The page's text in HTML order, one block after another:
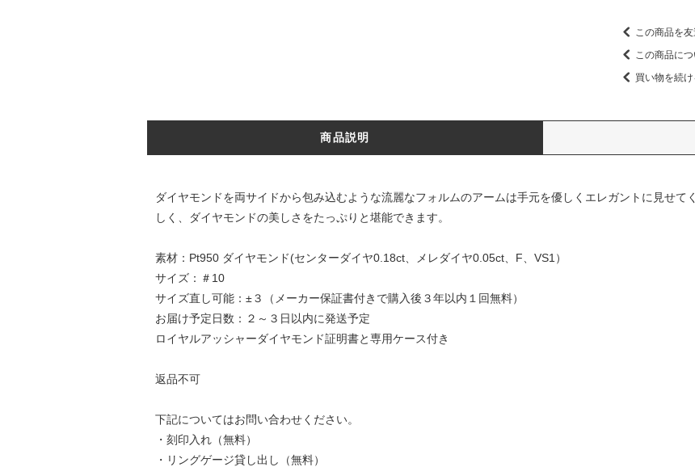
この商品を
この商品に
買い物を続け
商品説明
ダイヤモンドを両サイドから包み込むような流麗なフォルムのアームは手元を優しくエレガントに見せて
しく、ダイヤモンドの美しさをたっぷりと堪能できます。
素材：Pt950 ダイヤモンド(センターダイヤ0.18ct、メレダイヤ0.05ct、F、VS1）
サイズ：＃10
サイズ直し可能：±３（メーカー保証書付きで購入後３年以内１回無料）
お届け予定日数：２～３日以内に発送予定
ロイヤルアッシャーダイヤモンド証明書と専用ケース付き
返品不可
下記についてはお問い合わせください。
・刻印入れ（無料）
・リングゲージ貸し出し（無料）